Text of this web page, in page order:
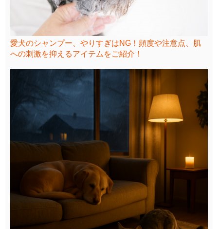
愛犬のシャンプー、やりすぎはNG！頻度や注意点、肌
への刺激を抑えるアイテムをご紹介！